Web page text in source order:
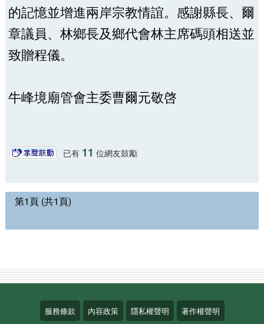
的記憶並增進兩岸宗教情誼。感謝縣長、爾
章議員、林鄉長及鄉代會林主席碼頭相送並
致贈程儀。
牛峰境廟管會主委曹爾元敬啓
已有 11 位網友鼓勵
第1頁 (共1頁)
服務條款 內容政策 隱私權聲明 著作權聲明